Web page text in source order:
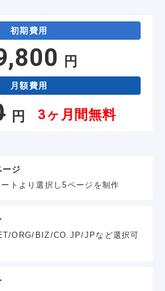
初期費用
円
月額費用
円 3ヶ月間無料
ージ
トより選択し5ページを制作
ORG/BIZ/CO.JP/JPなど選択可